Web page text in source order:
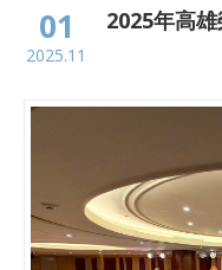
01
2025.11
2025年高